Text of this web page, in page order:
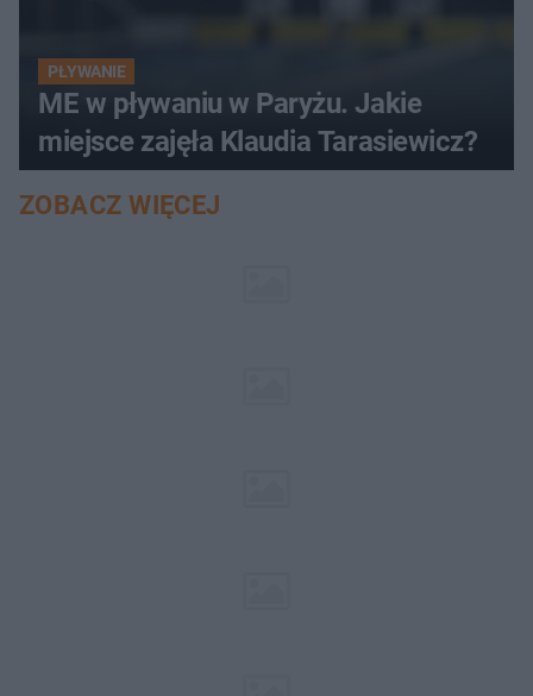
PŁYWANIE
ME w pływaniu w Paryżu. Jakie
miejsce zajęła Klaudia Tarasiewicz?
ZOBACZ WIĘCEJ